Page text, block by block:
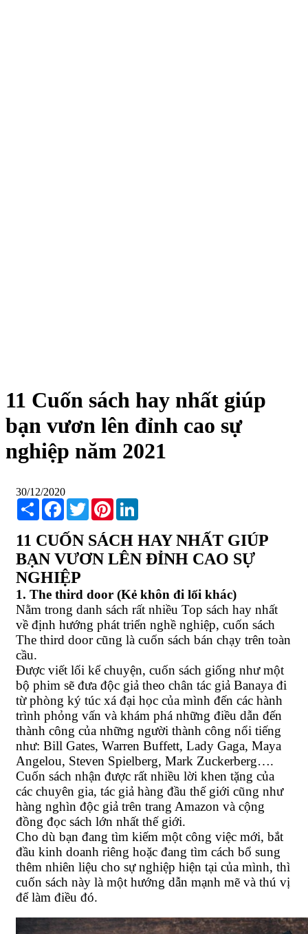
11 Cuốn sách hay nhất giúp
bạn vươn lên đỉnh cao sự
nghiệp năm 2021
30/12/2020
Share Facebook
TwitterPinterest
11 CUỐN SÁCH HAY NHẤT GIÚP
BẠN VƯƠN LÊN ĐỈNH CAO SỰ
NGHIỆP
1. The third door (Kẻ khôn đi lối khác)
Nằm trong danh sách rất nhiều Top sách hay nhất
về định hướng phát triển nghề nghiệp, cuốn sách
The third door cũng là cuốn sách bán chạy trên toàn
cầu.
Được viết lối kể chuyện, cuốn sách giống như một
bộ phim sẽ đưa độc giả theo chân tác giả Banaya đi
từ phòng ký túc xá đại học của mình đến các hành
trình phỏng vấn và khám phá những điều dẫn đến
thành công của những người thành công nổi tiếng
như: Bill Gates, Warren Buffett, Lady Gaga, Maya
Angelou, Steven Spielberg, Mark Zuckerberg….
Cuốn sách nhận được rất nhiều lời khen tặng của
các chuyên gia, tác giả hàng đầu thế giới cũng như
hàng nghìn độc giả trên trang Amazon và cộng
đồng đọc sách lớn nhất thế giới.
Cho dù bạn đang tìm kiếm một công việc mới, bắt
đầu kinh doanh riêng hoặc đang tìm cách bổ sung
thêm nhiên liệu cho sự nghiệp hiện tại của mình, thì
cuốn sách này là một hướng dẫn mạnh mẽ và thú vị
để làm điều đó.